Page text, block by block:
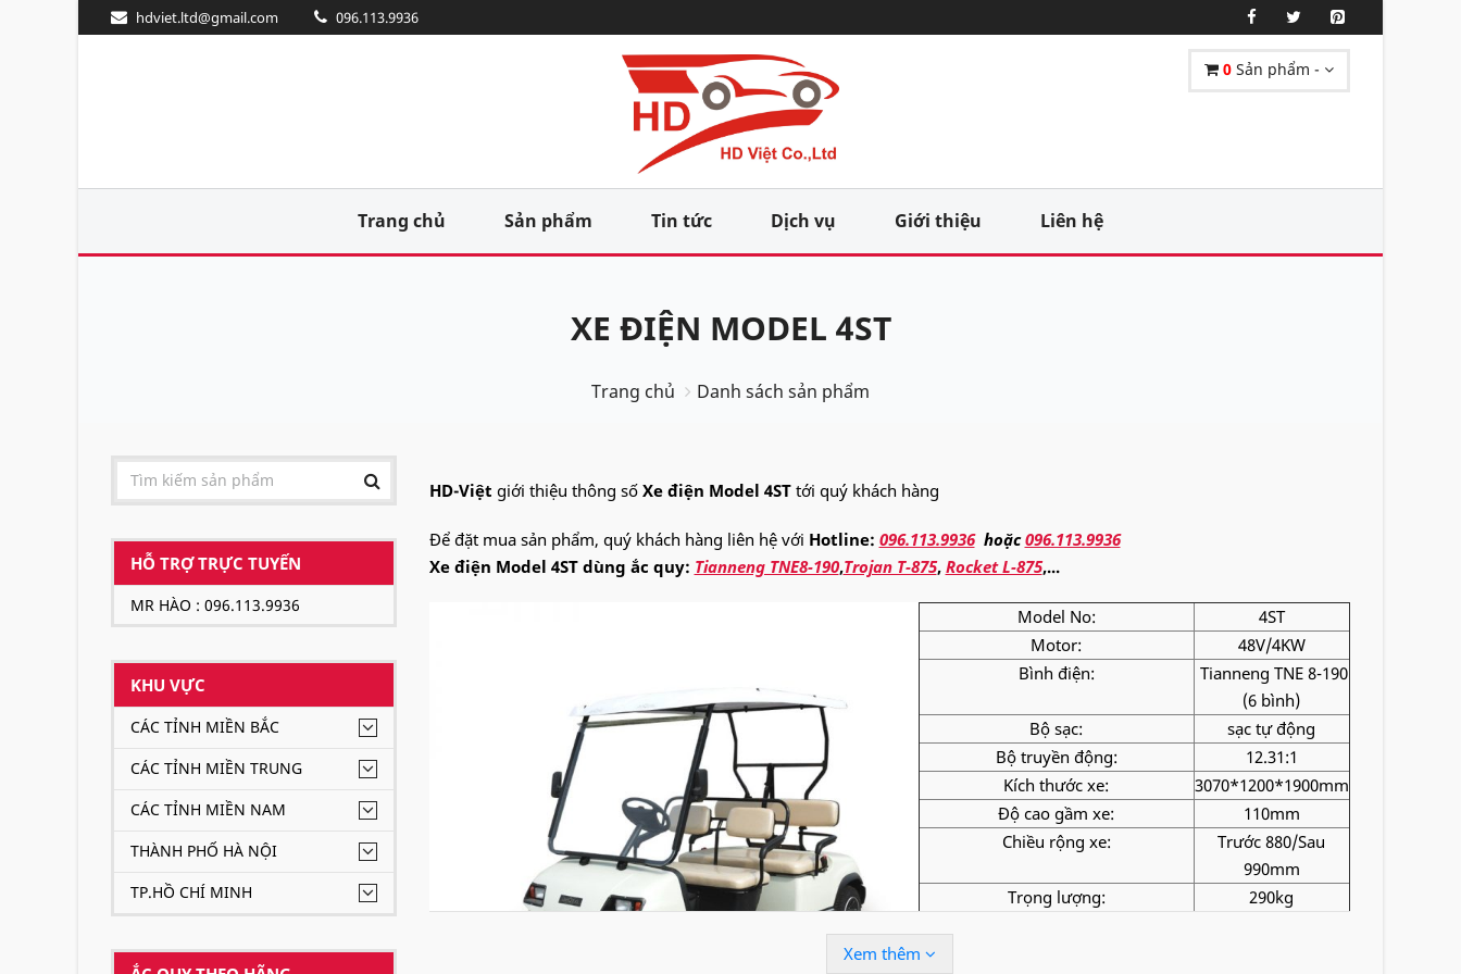
hdviet.ltd@gmail.com 096.113.9936
0 Sản phẩm -
Trang chủ Sản phẩm Tin tức Dịch vụ Giới thiệu Liên hệ
XE ĐIỆN MODEL 4ST
Trang chủ Danh sách sản phẩm
HỖ TRỢ TRỰC TUYẾN
MR HÀO : 096.113.9936
KHU VỰC
CÁC TỈNH MIỀN BẮC
CÁC TỈNH MIỀN TRUNG
CÁC TỈNH MIỀN NAM
THÀNH PHỐ HÀ NỘI
TP.HỒ CHÍ MINH
HD-Việt giới thiệu thông số Xe điện Model 4STtới quý khách hàng
Để đặt mua sản phẩm, quý khách hàng liên hệ với Hotline: 096.113.9936 hoặc096.113.9936
Xe điện Model 4ST dùng ắc quy: Tianneng TNE8-190,Trojan T-875, Rocket L-875,...
Model No:
4ST
Motor:
48V/4KW
Bình điện:
Tianneng TNE 8-190
(6 bình)
Bộ sạc:
sạc tự động
Bộ truyền động:
12.31:1
Kích thước xe:
3070*1200*1900mm
Độ cao gầm xe:
110mm
Chiều rộng xe:
Trước 880/Sau
990mm
Trọng lượng:
290kg
Xem thêm